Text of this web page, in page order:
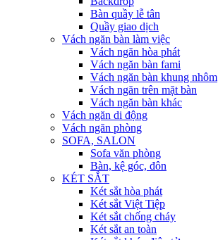
Bàn quầy lễ tân
Quầy giao dịch
Vách ngăn bàn làm việc
Vách ngăn hòa phát
Vách ngăn bàn fami
Vách ngăn bàn khung nhôm
Vách ngăn trên mặt bàn
Vách ngăn bàn khác
Vách ngăn di động
Vách ngăn phòng
SOFA, SALON
Sofa văn phòng
Bàn, kệ góc, đôn
KÉT SẮT
Két sắt hòa phát
Két sắt Việt Tiệp
Két sắt chống cháy
Két sắt an toàn